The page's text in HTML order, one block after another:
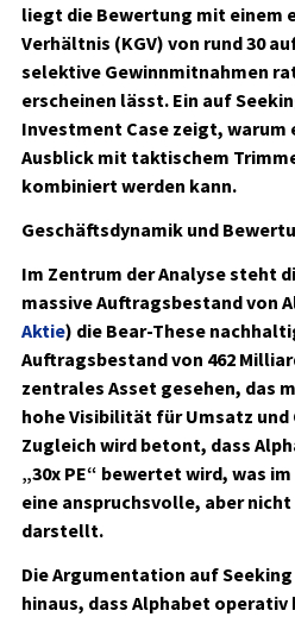
liegt die Bewertung mit einem
Verhältnis (KGV) von rund 30
selektive Gewinnmitnahmen
erscheinen lässt. Ein auf
Investment Case zeigt,
Ausblick mit taktischem
kombiniert werden kann.
Geschäftsdynamik und
Im Zentrum der Analyse steht
massive Auftragsbestand von
Aktie) die Bear-These
Auftragsbestand von 462
zentrales Asset gesehen, das
hohe Visibilität für Umsatz
Zugleich wird betont, dass
„30x PE“ bewertet wird, was
eine anspruchsvolle, aber
darstellt.
Die Argumentation auf
hinaus, dass Alphabet